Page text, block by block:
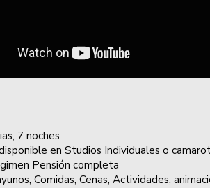
7 noches
en Studios Individuales o
Pensión completa
Comidas, Cenas, Actividades,